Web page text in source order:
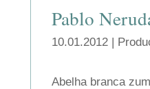
Pablo
10.01.2012 |
Abelha branca